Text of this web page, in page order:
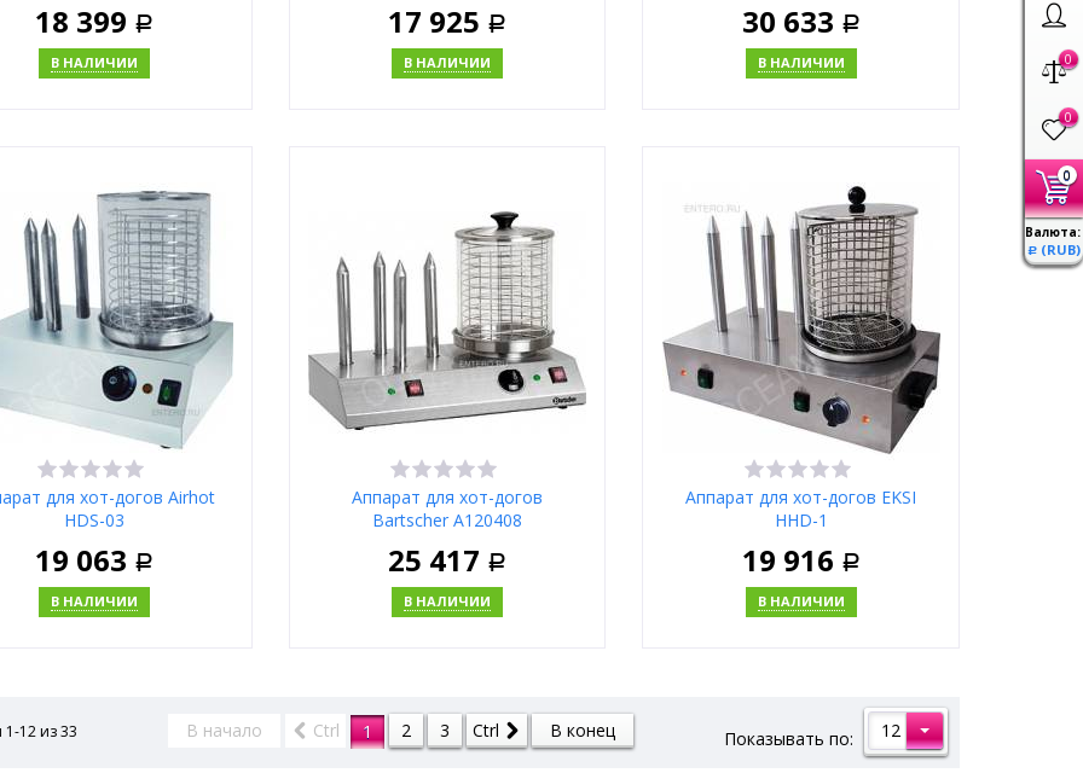
0
0
0
Валюта:
Р (RUB)
18 399 Р
В НАЛИЧИИ
Купить в 1 клик
17 925 Р
В НАЛИЧИИ
30 633 Р
В НАЛИЧИИ
Купить в 1 клик
для хот-догов Airhot
HDS-03
Москва
19 063 Р
В НАЛИЧИИ
Купить в 1 клик
Аппарат для хот-догов
Bartscher A120408
Москва
25 417 Р
В НАЛИЧИИ
Купить в 1 клик
Аппарат для хот-догов EKSI
HHD-1
Москва
19 916 Р
В НАЛИЧИИ
Купить в 1 клик
Показывать по: 12
12 из33 В начало Ctrl 1 2 3 Ctrl В конец